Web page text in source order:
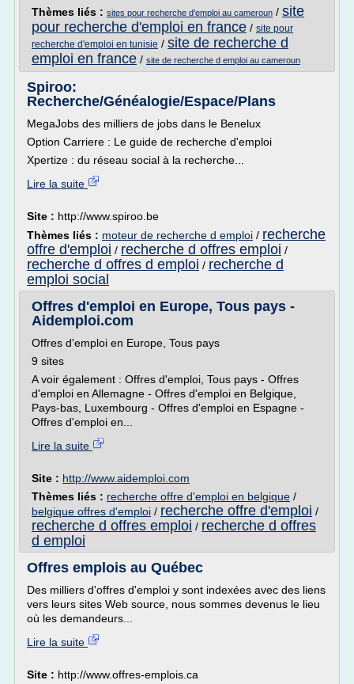
Thèmes liés : sites pour recherche d'emploi au cameroun / site
pour recherche d'emploi en france / site pour
recherche d'emploi en tunisie / site de recherche d
emploi en france / site de recherche d emploi au cameroun
Spiroo:
Recherche/Généalogie/Espace/Plans
MegaJobs des milliers de jobs dans le Benelux
Option Carriere : Le guide de recherche d'emploi
Xpertize : du réseau social à la recherche...
Lire la suite
Site : http://www.spiroo.be
Thèmes liés : moteur de recherche d emploi / recherche
offre d'emploi / recherche d offres emploi /
recherche d offres d emploi / recherche d
emploi social
Offres d'emploi en Europe, Tous pays -
Aidemploi.com
Offres d'emploi en Europe, Tous pays
9 sites
A voir également : Offres d'emploi, Tous pays - Offres
d'emploi en Allemagne - Offres d'emploi en Belgique,
Pays-bas, Luxembourg - Offres d'emploi en Espagne -
Offres d'emploi en...
Lire la suite
Site : http://www.aidemploi.com
Thèmes liés : recherche offre d'emploi en belgique /
belgique offres d'emploi / recherche offre d'emploi /
recherche d offres emploi / recherche d offres
d emploi
Offres emplois au Québec
Des milliers d'offres d'emploi y sont indexées avec des liens
vers leurs sites Web source, nous sommes devenus le lieu
où les demandeurs...
Lire la suite
Site : http://www.offres-emplois.ca